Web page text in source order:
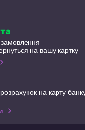
на вашу картку
розрахунок на карту